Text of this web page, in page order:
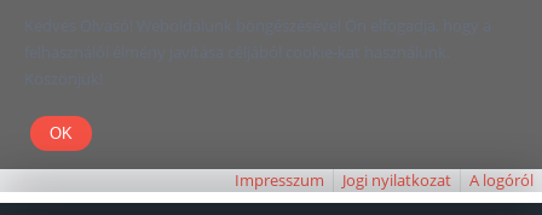
Kedves Olvasó! Weboldalunk böngészésével Ön elfogadja, hogy a
felhasználói élmény javítása céljából cookie-kat használunk.
Köszönjük!
Impresszum Jogi nyilatkozat A logóról